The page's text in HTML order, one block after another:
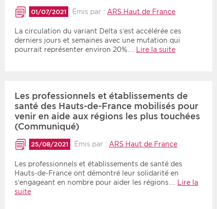
01/07/2021 Émis par : ARS Haut de France
La circulation du variant Delta s’est accélérée ces
derniers jours et semaines avec une mutation qui
pourrait représenter environ 20%… Lire la suite
Les professionnels et établissements de
santé des Hauts-de-France mobilisés pour
venir en aide aux régions les plus touchées
(Communiqué)
25/08/2021 Émis par : ARS Haut de France
Les professionnels et établissements de santé des
Hauts-de-France ont démontré leur solidarité en
s’engageant en nombre pour aider les régions… Lire la
suite